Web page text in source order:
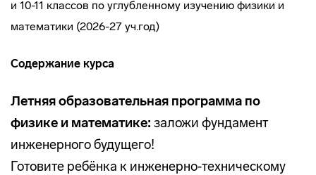
и 10-11 классов по углубленному изучению физики и
математики (2026-27 уч.год)
Содержание курса
Летняя образовательная программа по
физике и математике: заложи фундамент
инженерного будущего!
Готовите ребёнка к инженерно‑техническому